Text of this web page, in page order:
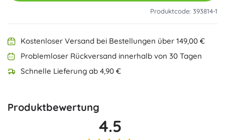
Produktcode: 393814-1
Kostenloser Versand bei Bestellungen über 149,00 €
Problemloser Rückversand innerhalb von 30 Tagen
Schnelle Lieferung ab 4,90 €
Produktbewertung
4.5